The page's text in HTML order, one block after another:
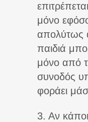
μόνο
απολύτως
παιδιά
μόνο από
συνοδός
φοράει
3. Αν